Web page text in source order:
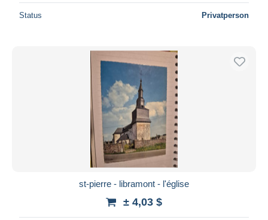
Status Privatperson
st-pierre - libramont - l'église
± 4,03 $